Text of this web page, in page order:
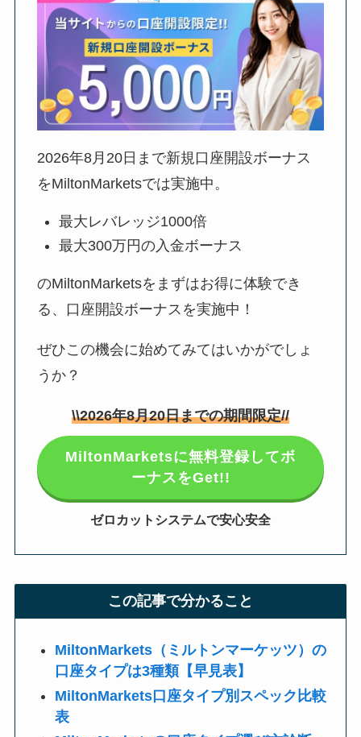
2026年8月20日 まで新規口座開設ボーナス
をMiltonMarketsでは実施中。
最大レバレッジ1000倍
最大300万円の入金ボーナス
のMiltonMarketsをまずはお得に体験でき
る、口座開設ボーナスを実施中！
ぜひこの機会に始めてみてはいかがでしょ
うか？
\\2026年8月20日までの期間限定//
MiltonMarketsに無料登録してボ
ーナスをGet!!
ゼロカットシステムで安心安全
この記事で分かること
MiltonMarkets（ミルトンマーケッツ）の
口座タイプは3種類【早見表】
MiltonMarkets口座タイプ別スペック比較
表